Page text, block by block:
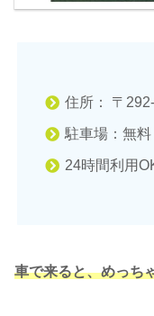
住所： 〒
駐車場：無料
24時間利用
車で来ると、めっち